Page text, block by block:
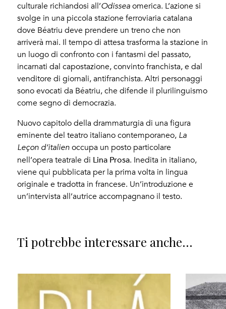
culturale richiandosi all’Odissea omerica. L’azione si
svolge in una piccola stazione ferroviaria catalana
dove Béatriu deve prendere un treno che non
arriverà mai. Il tempo di attesa trasforma la stazione in
un luogo di confronto con i fantasmi del passato,
incarnati dal capostazione, convinto franchista, e dal
venditore di giornali, antifranchista. Altri personaggi
sono evocati da Béatriu, che difende il plurilinguismo
come segno di democrazia.
Nuovo capitolo della drammaturgia di una figura
eminente del teatro italiano contemporaneo, La
Leçon d’italien occupa un posto particolare
nell’opera teatrale di Lina Prosa. Inedita in italiano,
viene qui pubblicata per la prima volta in lingua
originale e tradotta in francese. Un’introduzione e
un’intervista all’autrice accompagnano il testo.
Ti potrebbe interessare anche...